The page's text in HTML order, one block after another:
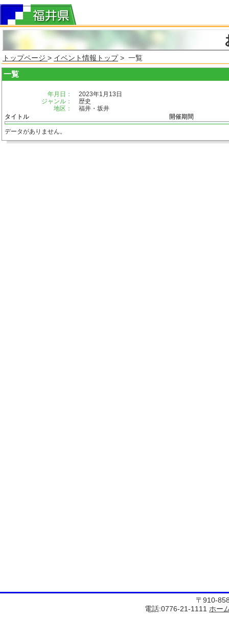
トップページ > イベント情報トップ> 一覧
一覧
年月日：
2023年1月13日
ジャンル：
歴史
地区：
福井・坂井
タイトル
開催期間
データがありません。
〒910-
電話:0776-21-1111 ホー